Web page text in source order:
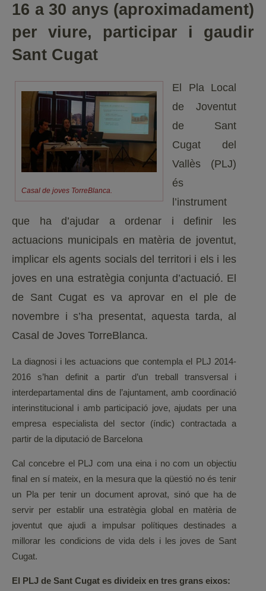
16 a 30 anys (aproximadament)
per viure, participar i gaudir
Sant Cugat
Casal de joves TorreBlanca.
El Pla Local
de Joventut
de Sant
Cugat del
Vallès (PLJ)
és
l’instrument
que ha d’ajudar a ordenar i definir les
actuacions municipals en matèria de joventut,
implicar els agents socials del territori i els i les
joves en una estratègia conjunta d’actuació. El
de Sant Cugat es va aprovar en el ple de
novembre i s’ha presentat, aquesta tarda, al
Casal de Joves TorreBlanca.
La diagnosi i les actuacions que contempla el PLJ 2014-
2016 s’han definit a partir d’un treball transversal i
interdepartamental dins de l’ajuntament, amb coordinació
interinstitucional i amb participació jove, ajudats per una
empresa especialista del sector (índic) contractada a
partir de la diputació de Barcelona
Cal concebre el PLJ com una eina i no com un objectiu
final en sí mateix, en la mesura que la qüestió no és tenir
un Pla per tenir un document aprovat, sinó que ha de
servir per establir una estratègia global en matèria de
joventut que ajudi a impulsar polítiques destinades a
millorar les condicions de vida dels i les joves de Sant
Cugat.
El PLJ de Sant Cugat es divideix en tres grans eixos: